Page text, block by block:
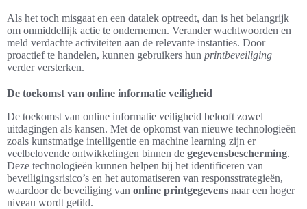
Als het toch misgaat en een datalek optreedt, dan is het belangrijk
om onmiddellijk actie te ondernemen. Verander wachtwoorden en
meld verdachte activiteiten aan de relevante instanties. Door
proactief te handelen, kunnen gebruikers hun printbeveiliging
verder versterken.
De toekomst van online informatie veiligheid
De toekomst van online informatie veiligheid belooft zowel
uitdagingen als kansen. Met de opkomst van nieuwe technologieën
zoals kunstmatige intelligentie en machine learning zijn er
veelbelovende ontwikkelingen binnen de gegevensbescherming.
Deze technologieën kunnen helpen bij het identificeren van
beveiligingsrisico’s en het automatiseren van responsstrategieën,
waardoor de beveiliging van online printgegevens naar een hoger
niveau wordt getild.